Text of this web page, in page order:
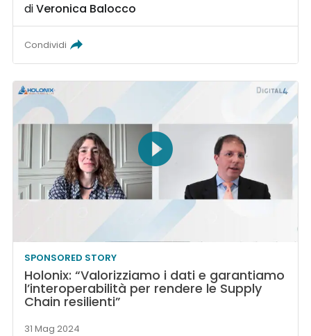
diVeronica Balocco
Condividi
SPONSORED STORY
Holonix: “Valorizziamo i dati e garantiamo
l’interoperabilità per rendere le Supply
Chain resilienti”
31 Mag 2024